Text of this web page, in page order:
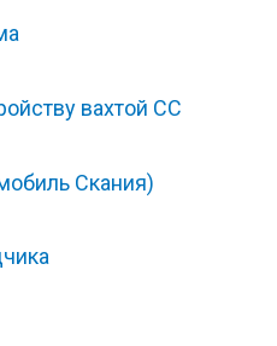
вахтой СС
Скания)